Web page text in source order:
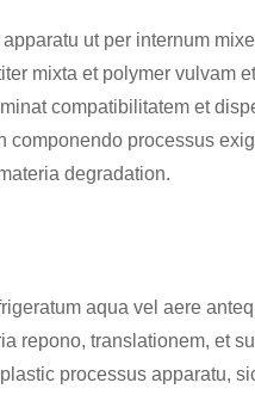
ut per internum
mixta et polymer vulvam
compatibilitatem et
componendo processus
degradation.
aqua vel aere
repono, translationem, et
processus apparatu,